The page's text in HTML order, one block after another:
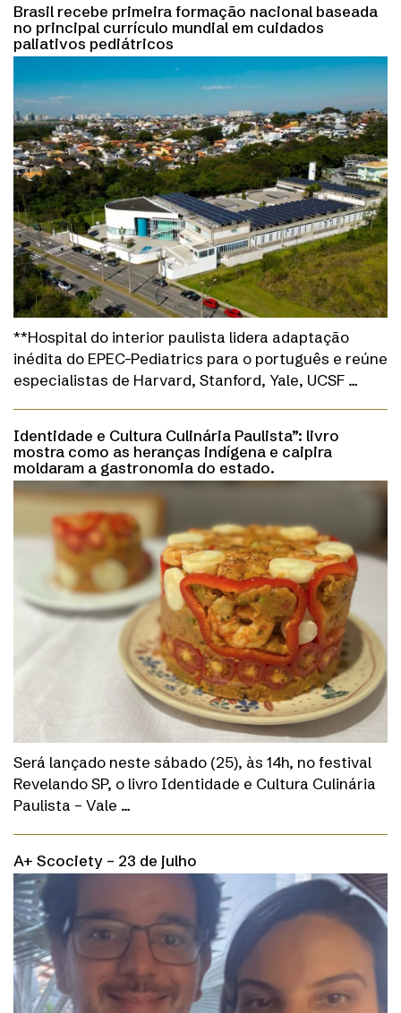
Brasil recebe primeira formação nacional baseada
no principal currículo mundial em cuidados
paliativos pediátricos
**Hospital do interior paulista lidera adaptação
inédita do EPEC-Pediatrics para o português e reúne
especialistas de Harvard, Stanford, Yale, UCSF …
Identidade e Cultura Culinária Paulista”: livro
mostra como as heranças indígena e caipira
moldaram a gastronomia do estado.
Será lançado neste sábado (25), às 14h, no festival
Revelando SP, o livro Identidade e Cultura Culinária
Paulista – Vale …
A+ Scociety – 23 de julho